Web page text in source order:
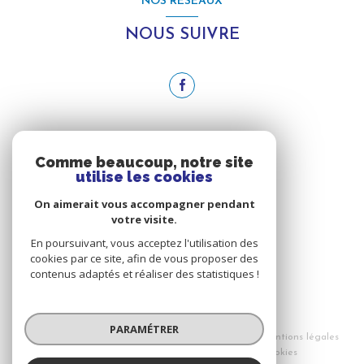
NOUS SUIVRE
NOUS ADHÉRONS
© 2026 | Tous droits réservés
Mentions légales
Cookies
Comme beaucoup, notre site
utilise les cookies
On aimerait vous accompagner pendant
votre visite.
En poursuivant, vous acceptez l'utilisation des
cookies par ce site, afin de vous proposer des
contenus adaptés et réaliser des statistiques !
PARAMÉTRER